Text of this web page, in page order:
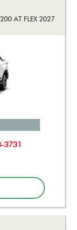
AT FLEX 2027